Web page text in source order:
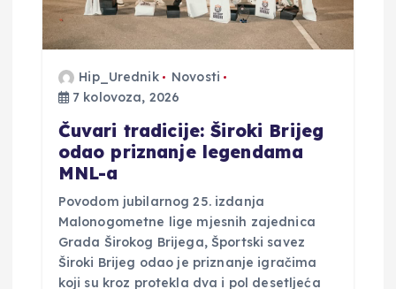
a
Hip_Urednik
Novosti
7 kolovoza, 2026
Čuvari tradicije: Široki Brijeg
odao priznanje legendama
MNL-a
Povodom jubilarnog 25. izdanja
Malonogometne lige mjesnih zajednica
Grada Širokog Brijega, Športski savez
Široki Brijeg odao je priznanje igračima
koji su kroz protekla dva i pol desetljeća